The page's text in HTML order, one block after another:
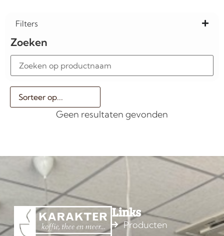
Filters
Zoeken
Geen resultaten gevonden
Links
Producten